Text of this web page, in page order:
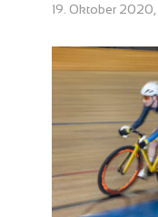
19. Oktober 2020,